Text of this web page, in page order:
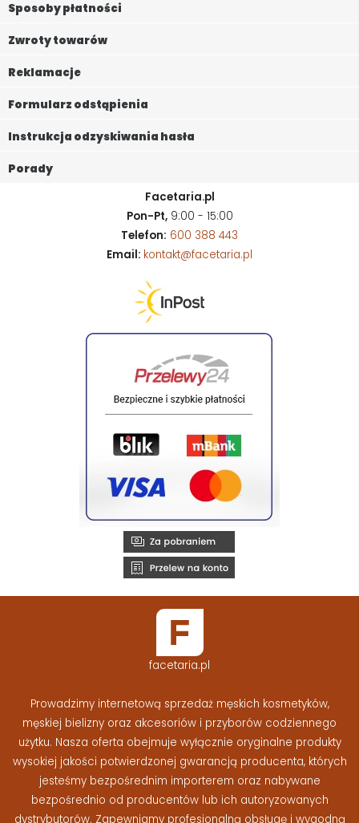
Sposoby płatności
Zwroty towarów
Reklamacje
Formularz odstąpienia
Instrukcja odzyskiwania hasła
Porady
Facetaria.pl
Pon-Pt,9:00 - 15:00
Telefon: 600 388 443
Email: kontakt@facetaria.pl
facetaria.pl
Prowadzimy internetową sprzedaż męskich kosmetyków,
męskiej bielizny oraz akcesoriów i przyborów codziennego
użytku. Nasza oferta obejmuje wyłącznie oryginalne produkty
wysokiej jakości potwierdzonej gwarancją producenta, których
jesteśmy bezpośrednim importerem oraz nabywane
bezpośrednio od producentów lub ich autoryzowanych
dystrybutorów. Zapewniamy profesjonalną obsługę i wygodną